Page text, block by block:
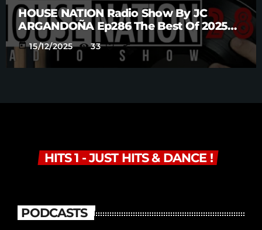
HOUSE NATION Radio Show By JC
ARGANDOÑA Ep286 The Best Of 2025
Anniversary Part. 3
today 15/12/2025 33
HITS 1 - JUST HITS & DANCE !
PODCASTS